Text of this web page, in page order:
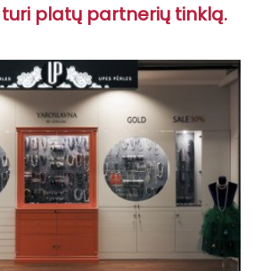
platų partnerių tinklą.